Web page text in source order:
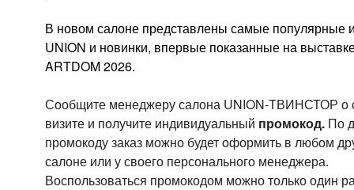
В новом салоне представлены самые популярные
UNION и новинки, впервые показанные на
ARTDOM 2026.
Сообщите менеджеру салона UNION-ТВИНСТОР о
визите и получите индивидуальный промокод. По
промокоду заказ можно будет оформить в любом
салоне или у своего персонального менеджера.
Воспользоваться промокодом можно только один